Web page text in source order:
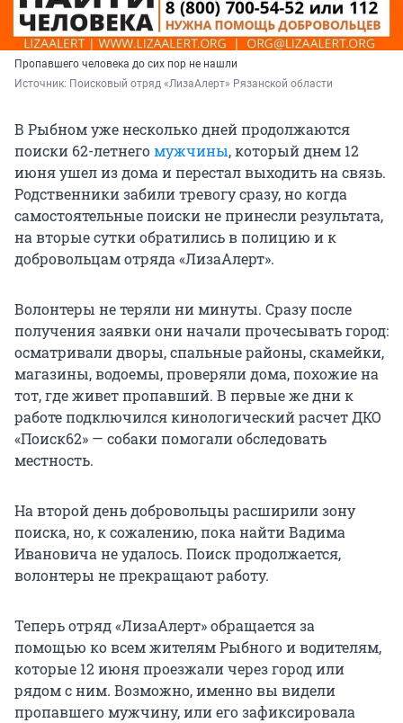
Пропавшего человека до сих пор не нашли
Источник: Поисковый отряд «ЛизаАлерт» Рязанской области
В Рыбном уже несколько дней продолжаются
поиски 62-летнегомужчины, который днем 12
июня ушел из дома и перестал выходить на связь.
Родственники забили тревогу сразу, но когда
самостоятельные поиски не принесли результата,
на вторые сутки обратились в полицию и к
добровольцам отряда «ЛизаАлерт».
Волонтеры не теряли ни минуты. Сразу после
получения заявки они начали прочесывать город:
осматривали дворы, спальные районы, скамейки,
магазины, водоемы, проверяли дома, похожие на
тот, где живет пропавший. В первые же дни к
работе подключился кинологический расчет ДКО
«Поиск62» — собаки помогали обследовать
местность.
На второй день добровольцы расширили зону
поиска, но, к сожалению, пока найти Вадима
Ивановича не удалось. Поиск продолжается,
волонтеры не прекращают работу.
Теперь отряд «ЛизаАлерт» обращается за
помощью ко всем жителям Рыбного и водителям,
которые 12 июня проезжали через город или
рядом с ним. Возможно, именно вы видели
пропавшего мужчину, или его зафиксировала